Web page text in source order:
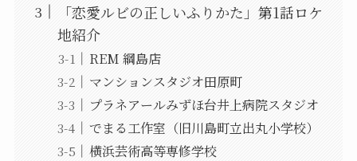
「恋愛ルビの正しいふりかた」第1話ロケ
地紹介
REM 綱島店
マンションスタジオ田原町
プラネアールみずほ台井上病院スタジオ
でまる工作室（旧川島町立出丸小学校）
横浜芸術高等専修学校